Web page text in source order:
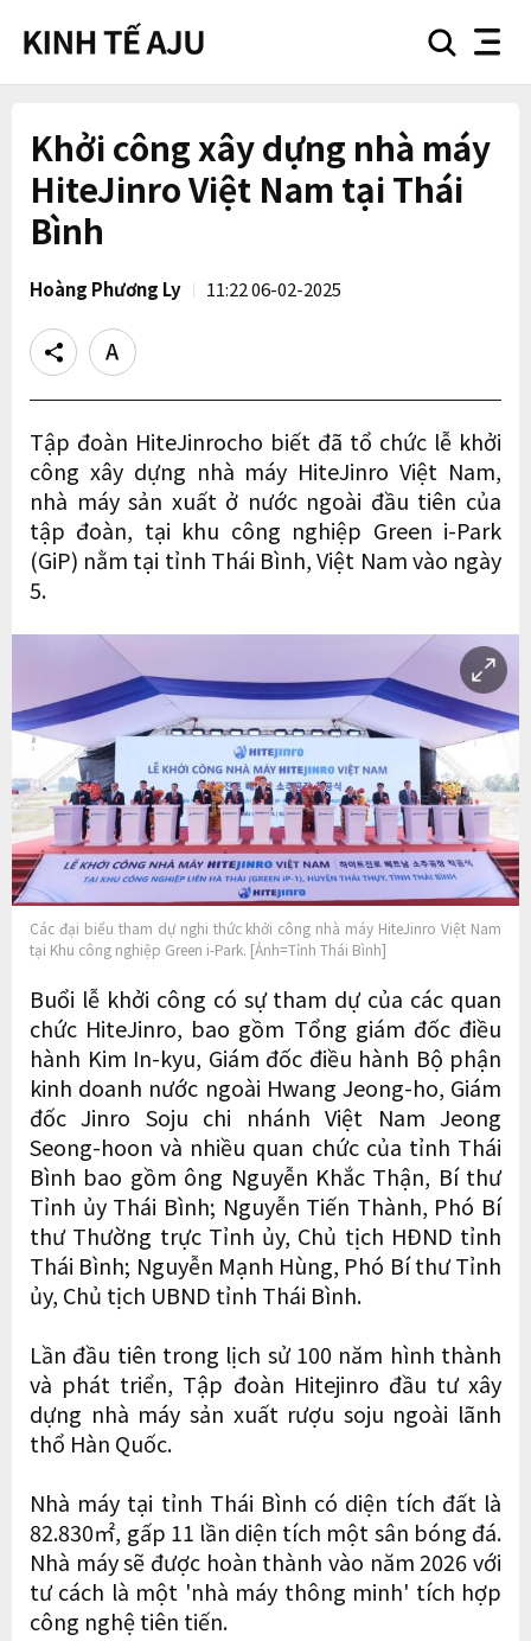
searchnav
Khởi công xây dựng nhà máy
HiteJinro Việt Nam tại Thái
Bình
Hoàng Phương Ly 11:22 06-02-2025
Share
Text
size
Tập đoàn HiteJinrocho biết đã tổ chức lễ khởi
công xây dựng nhà máy HiteJinro Việt Nam,
nhà máy sản xuất ở nước ngoài đầu tiên của
tập đoàn, tại khu công nghiệp Green i-Park
(GiP) nằm tại tỉnh Thái Bình, Việt Nam vào ngày
5.
Các đại biểu tham dự nghi thức khởi công nhà máy HiteJinro Việt Nam
tại Khu công nghiệp Green i-Park. [Ảnh=Tỉnh Thái Bình]
Buổi lễ khởi công có sự tham dự của các quan
chức HiteJinro, bao gồm Tổng giám đốc điều
hành Kim In-kyu, Giám đốc điều hành Bộ phận
kinh doanh nước ngoài Hwang Jeong-ho, Giám
đốc Jinro Soju chi nhánh Việt Nam Jeong
Seong-hoon và nhiều quan chức của tỉnh Thái
Bình bao gồm ông Nguyễn Khắc Thận, Bí thư
Tỉnh ủy Thái Bình; Nguyễn Tiến Thành, Phó Bí
thư Thường trực Tỉnh ủy, Chủ tịch HĐND tỉnh
Thái Bình; Nguyễn Mạnh Hùng, Phó Bí thư Tỉnh
ủy, Chủ tịch UBND tỉnh Thái Bình.
Lần đầu tiên trong lịch sử 100 năm hình thành
và phát triển, Tập đoàn Hitejinro đầu tư xây
dựng nhà máy sản xuất rượu soju ngoài lãnh
thổ Hàn Quốc.
Nhà máy tại tỉnh Thái Bình có diện tích đất là
82.830㎡, gấp 11 lần diện tích một sân bóng đá.
Nhà máy sẽ được hoàn thành vào năm 2026 với
tư cách là một 'nhà máy thông minh' tích hợp
công nghệ tiên tiến.